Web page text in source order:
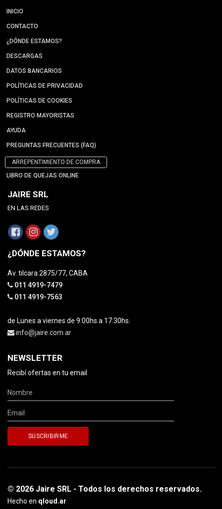
INICIO
CONTACTO
¿DÓNDE ESTAMOS?
DESCARGAS
DATOS BANCARIOS
POLÍTICAS DE PRIVACIDAD
POLÍTICAS DE COOKIES
REGISTRO MAYORISTAS
AYUDA
PREGUNTAS FRECUENTES (FAQ)
ARREPENTIMIENTO DE COMPRA
LIBRO DE QUEJAS ONLINE
JAIRE SRL
EN LAS REDES
¿DÓNDE ESTAMOS?
Av. tilcara 2875/77, CABA
011 4919-7479
011 4919-7563
de Lunes a viernes de 9:00hs a 17:30hs.
info@jaire.com.ar
NEWSLETTER
Recibí ofertas en tu email
© 2026 Jaire SRL - Todos los derechos reservados.
Hecho en qloud.ar